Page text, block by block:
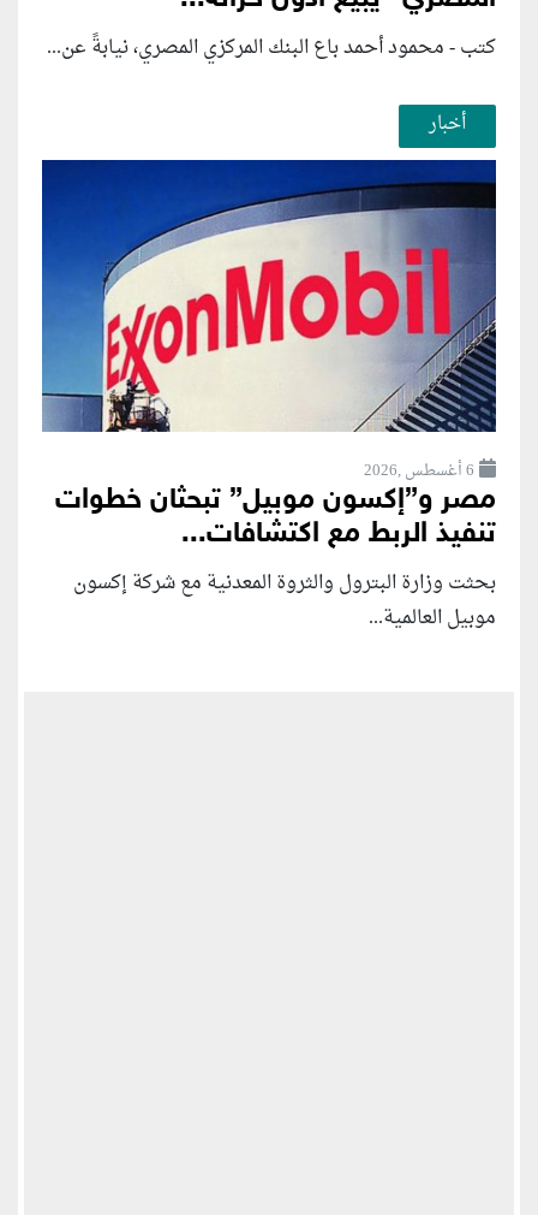
كتب - محمود أحمد باع البنك المركزي المصري، نيابةً عن...
أخبار
6 أغسطس ,2026
مصر و”إكسون موبيل” تبحثان خطوات
تنفيذ الربط مع اكتشافات...
بحثت وزارة البترول والثروة المعدنية مع شركة إكسون
موبيل العالمية...